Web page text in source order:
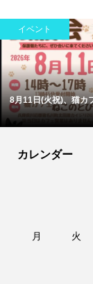
イベント
8月11日(火祝)、猫カ
カレンダー
月 火